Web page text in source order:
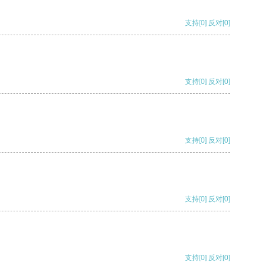
支持[0] 反对[0]
支持[0] 反对[0]
支持[0] 反对[0]
支持[0] 反对[0]
支持[0] 反对[0]